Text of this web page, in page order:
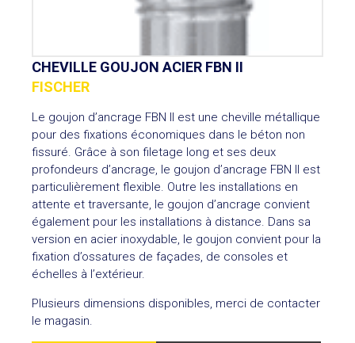
CHEVILLE GOUJON ACIER FBN II
FISCHER
Le goujon d’ancrage FBN II est une cheville métallique
pour des fixations économiques dans le béton non
fissuré. Grâce à son filetage long et ses deux
profondeurs d’ancrage, le goujon d’ancrage FBN II est
particulièrement flexible. Outre les installations en
attente et traversante, le goujon d’ancrage convient
également pour les installations à distance. Dans sa
version en acier inoxydable, le goujon convient pour la
fixation d’ossatures de façades, de consoles et
échelles à l’extérieur.
Plusieurs dimensions disponibles, merci de contacter
le magasin.